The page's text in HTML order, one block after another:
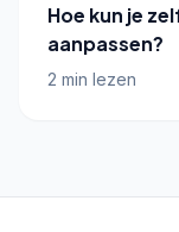
Hoe kun je
aanpassen?
2 min lezen